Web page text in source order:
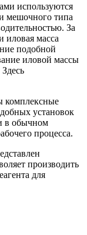
используются
мешочного типа
За
иловая масса
подобной
иловой массы
комплексные
установок
в обычном
процесса.
производить
для